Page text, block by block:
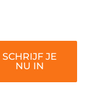
SCHRIJF JE
NU IN